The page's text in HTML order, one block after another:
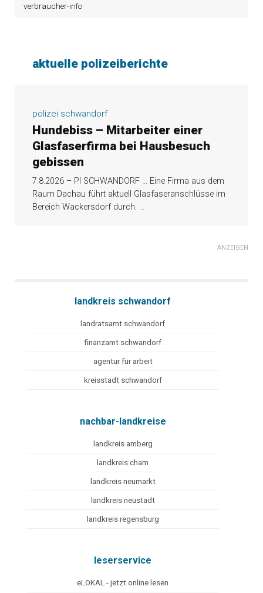
verbraucher-info
aktuelle polizeiberichte
polizei schwandorf
Hundebiss – Mitarbeiter einer
Glasfaserfirma bei Hausbesuch
gebissen
7.8.2026 – PI SCHWANDORF … Eine Firma aus dem
Raum Dachau führt aktuell Glasfaseranschlüsse im
Bereich Wackersdorf durch. ...
ANZEIGEN
landkreis schwandorf
landratsamt schwandorf
finanzamt schwandorf
agentur für arbeit
kreisstadt schwandorf
nachbar-landkreise
landkreis amberg
landkreis cham
landkreis neumarkt
landkreis neustadt
landkreis regensburg
leserservice
eLOKAL - jetzt online lesen